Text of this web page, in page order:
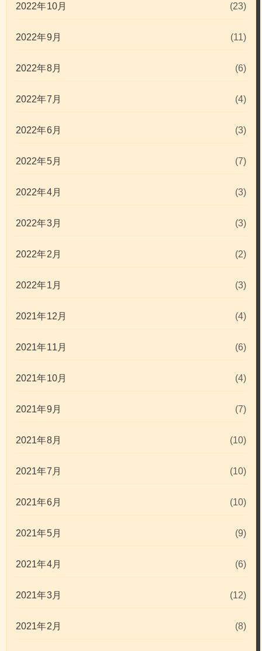
2022年10月 (23)
2022年9月 (11)
2022年8月 (6)
2022年7月 (4)
2022年6月 (3)
2022年5月 (7)
2022年4月 (3)
2022年3月 (3)
2022年2月 (2)
2022年1月 (3)
2021年12月 (4)
2021年11月 (6)
2021年10月 (4)
2021年9月 (7)
2021年8月 (10)
2021年7月 (10)
2021年6月 (10)
2021年5月 (9)
2021年4月 (6)
2021年3月 (12)
2021年2月 (8)